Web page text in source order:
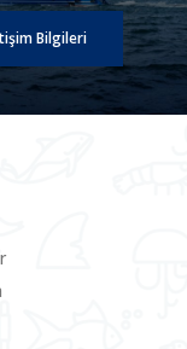
Bilgileri